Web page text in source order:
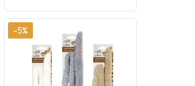
-5%